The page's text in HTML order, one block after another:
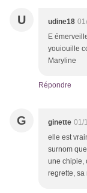
U udine18
E
youiouille
Maryline
Répondre
G ginette 01/
elle est
surnom
une chipie,
regrette, sa